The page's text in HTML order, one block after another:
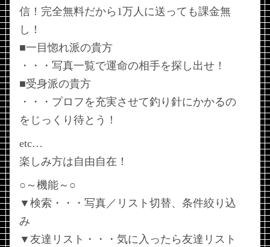
信！完全無料だから1万人に送っても課金無
し！
■一目惚れ派の貴方
・・・写真一覧で運命の相手を探し出せ！
■受身派の貴方
・・・プロフを充実させて釣り針にかかるの
をじっくり待とう！
etc…
楽しみ方は自由自在！
○～機能～○
▼検索・・・写真／リスト切替、条件絞り込
み
▼友達リスト・・・気に入ったら友達リスト